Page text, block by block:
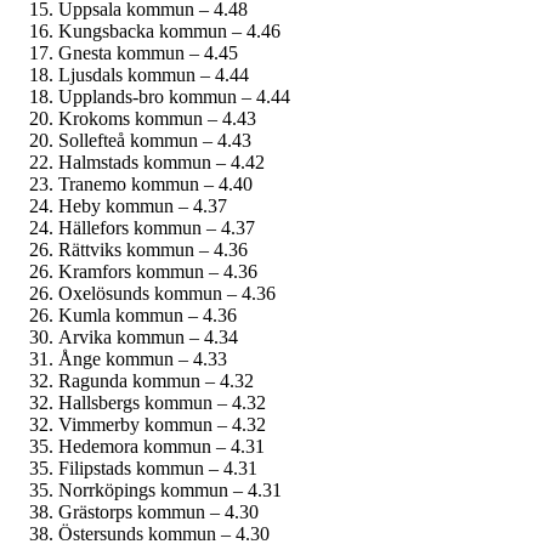
Uppsala kommun – 4.48
Kungsbacka kommun – 4.46
Gnesta kommun – 4.45
Ljusdals kommun – 4.44
Upplands-bro kommun – 4.44
Krokoms kommun – 4.43
Sollefteå kommun – 4.43
Halmstads kommun – 4.42
Tranemo kommun – 4.40
Heby kommun – 4.37
Hällefors kommun – 4.37
Rättviks kommun – 4.36
Kramfors kommun – 4.36
Oxelösunds kommun – 4.36
Kumla kommun – 4.36
Arvika kommun – 4.34
Ånge kommun – 4.33
Ragunda kommun – 4.32
Hallsbergs kommun – 4.32
Vimmerby kommun – 4.32
Hedemora kommun – 4.31
Filipstads kommun – 4.31
Norrköpings kommun – 4.31
Grästorps kommun – 4.30
Östersunds kommun – 4.30